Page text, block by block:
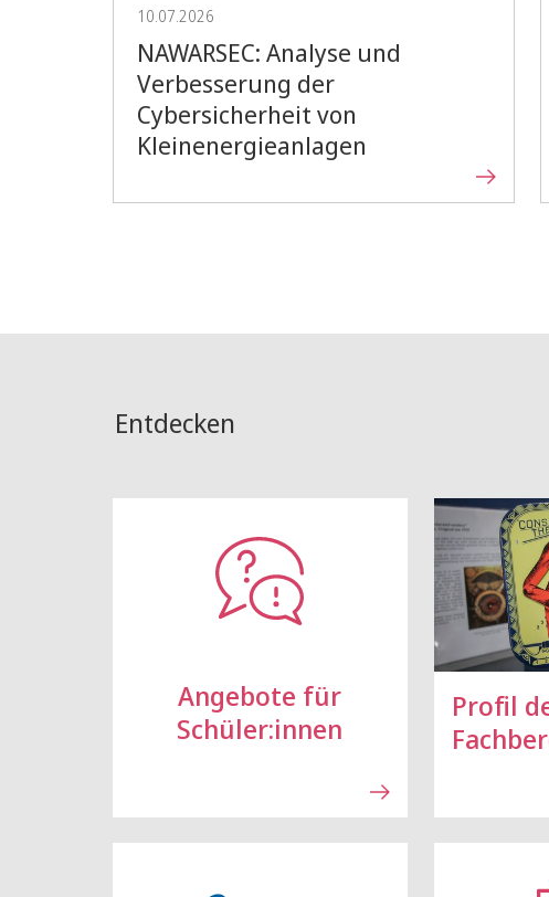
10.07.2026
NAWARSEC: Analyse und
Verbesserung der
Cybersicherheit von
Kleinenergieanlagen
Entdecken
Angebote für
Schüler:innen
Profil